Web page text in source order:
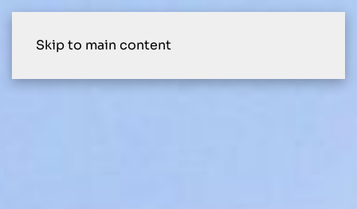
Skip to main content